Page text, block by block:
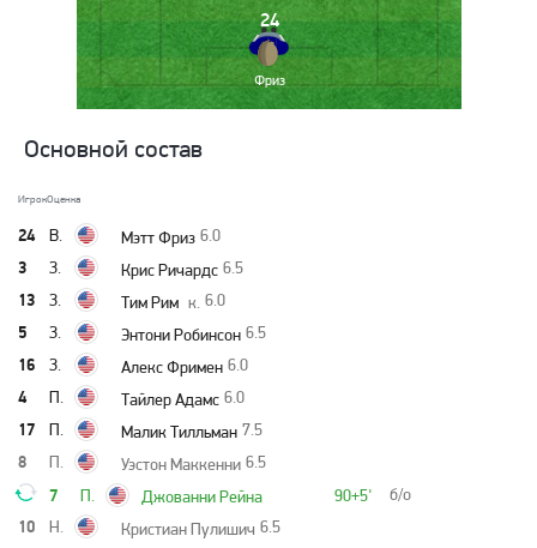
24
Фриз
Основной состав
ИгрокОценка
24 В. Мэтт Фриз 6.0
3 З. Крис Ричардс 6.5
13 З. Тим Рим к. 6.0
5 З. Энтони Робинсон 6.5
16 З. Алекс Фримен 6.0
4 П. Тайлер Адамс 6.0
17 П. Малик Тилльман 7.5
8 П. Уэстон Маккенни 6.5
7 П. 90+5'
Джованни Рейна б/о
10 Н. Кристиан Пулишич 6.5